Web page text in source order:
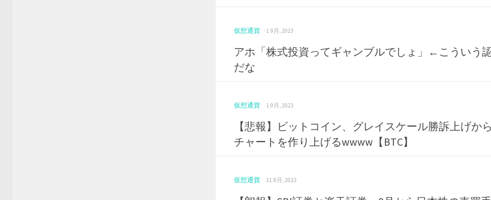
仮想通貨 · 1 9月, 2023
アホ「株式投資ってギャンブルでしょ」←こういう
だな
仮想通貨 · 1 9月, 2023
【悲報】ビットコイン、グレイスケール勝訴上げか
チャートを作り上げるwwww【BTC】
仮想通貨 · 31 8月, 2023